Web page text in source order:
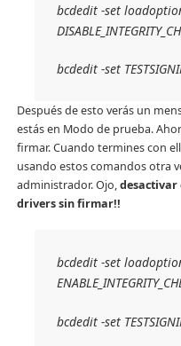
bcdedit -set
bcdedit -set
Después de esto verás un
estás en Modo de prueba.
firmar. Cuando termines con
usando estos comandos otra
administrador. Ojo,desactivar
drivers sin firmar!!
bcdedit -set
bcdedit -set